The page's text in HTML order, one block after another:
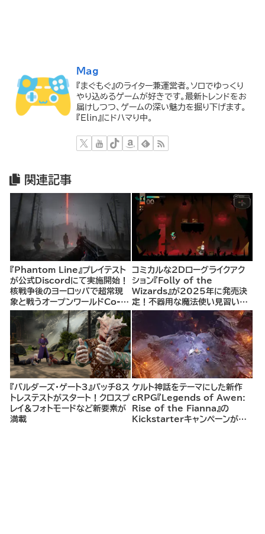
Mag
『まぐもぐ』のライター兼運営者。ソロでゆっくり
やり込めるゲームが好きです。最新トレンドをお
届けしつつ、ゲームの深い魅力を掘り下げます。
『Elin』にドハマり中。
関連記事
『Phantom Line』プレイテスト
が公式Discordにて実施開始！
核戦争後のヨーロッパで超常現
象と戦うオープンワールドCo-
opシューター
コミカルな2Dローグライクアク
ション『Folly of the
Wizards』が2025年に発売決
定！不器用な魔法使い見習いと
して、ランダム生成ダンジョンを
探索し、世界を救う冒険へ。
『バルダーズ・ゲート3』パッチ8ス
トレステストがスタート！クロスプ
レイ＆フォトモードなど新要素が
満載
ケルト神話をテーマにした新作
cRPG『Legends of Awen:
Rise of the Fianna』の
Kickstarterキャンペーンがま